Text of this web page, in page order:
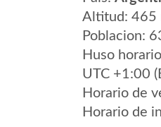
Altitud: 465
Poblacion:
Huso
UTC +1:00
Horario de
Horario de